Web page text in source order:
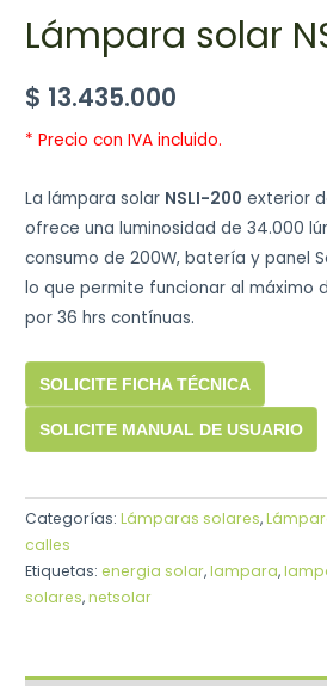
Lámpara solar
$ 13.435.000
* Precio con IVA incluido.
La lámpara solar NSLI-200 exterior
ofrece una luminosidad de 34.000
consumo de 200W, batería y panel
lo que permite funcionar al máximo
por 36 hrs contínuas.
SOLICITE FICHA TÉCNICA
SOLICITE MANUAL DE USUARIO
Categorías:Lámparas solares,
calles
Etiquetas: energia solar,lampara,
solares,netsolar